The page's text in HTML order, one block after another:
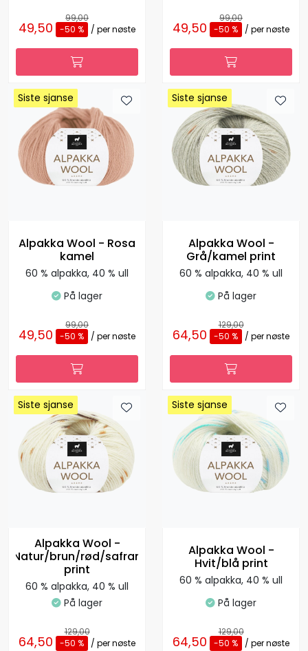
99,00
49,50 -50 % / per nøste
99,00
49,50 -50 % / per nøste
Siste sjanse
Siste sjanse
Siste sjanse
Siste sjanse
Alpakka Wool - Rosa
kamel
60 % alpakka, 40 % ull
På lager
99,00
49,50 -50 % / per nøste
Siste sjanse
Siste sjanse
Siste sjanse
Siste sjanse
Alpakka Wool -
Grå/kamel print
60 % alpakka, 40 % ull
På lager
129,00
64,50 -50 % / per nøste
Siste sjanse
Siste sjanse
Siste sjanse
Siste sjanse
Alpakka Wool -
Natur/brun/rød/safran
print
60 % alpakka, 40 % ull
På lager
129,00
64,50 -50 % / per nøste
Siste sjanse
Siste sjanse
Siste sjanse
Siste sjanse
Siste sjanse
Alpakka Wool -
Hvit/blå print
60 % alpakka, 40 % ull
På lager
129,00
64,50 -50 % / per nøste